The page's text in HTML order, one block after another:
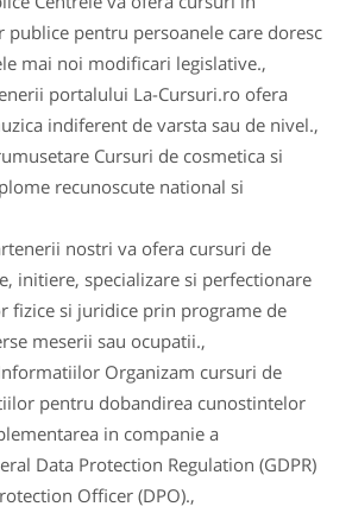
pentru persoanele care doresc
mai noi modificari legislative.,
portalului La-Cursuri.ro ofera
indiferent de varsta sau de nivel.,
Cursuri de cosmetica si
recunoscute national si
nostri va ofera cursuri de
initiere, specializare si perfectionare
fizice si juridice prin programe de
meserii sau ocupatii.,
Organizam cursuri de
pentru dobandirea cunostintelor
in companie a
Data Protection Regulation (GDPR)
Officer (DPO).,